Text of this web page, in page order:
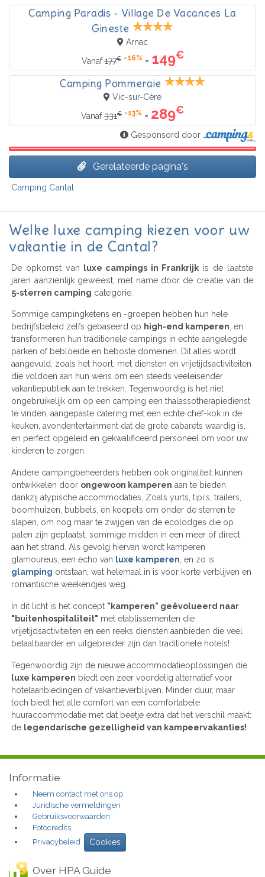
Camping Paradis - Village De Vacances La
Gineste
Arnac
Vanaf177€ -16% = 149€
Camping Pommeraie
Vic-sur-Cère
Vanaf331€ -13% = 289€
Gesponsord door
Gerelateerde pagina's
Camping Cantal
Welke luxe camping kiezen voor uw
vakantie in de Cantal?
De opkomst van luxe campings in Frankrijk is de laatste
jaren aanzienlijk geweest, met name door de creatie van de
5-sterren camping categorie.
Sommige campingketens en -groepen hebben hun hele
bedrijfsbeleid zelfs gebaseerd op high-end kamperen , en
transformeren hun traditionele campings in echte aangelegde
parken of bebloeide en beboste domeinen. Dit alles wordt
aangevuld, zoals het hoort, met diensten en vrijetijdsactiviteiten
die voldoen aan hun wens om een steeds veeleisender
vakantiepubliek aan te trekken. Tegenwoordig is het niet
ongebruikelijk om op een camping een thalassotherapiedienst
te vinden, aangepaste catering met een echte chef-kok in de
keuken, avondentertainment dat de grote cabarets waardig is,
en perfect opgeleid en gekwalificeerd personeel om voor uw
kinderen te zorgen.
Andere campingbeheerders hebben ook originaliteit kunnen
ontwikkelen door ongewoon kamperen aan te bieden
dankzij atypische accommodaties. Zoals yurts, tipi's, trailers,
boomhuizen, bubbels, en koepels om onder de sterren te
slapen, om nog maar te zwijgen van de ecolodges die op
palen zijn geplaatst, sommige midden in een meer of direct
aan het strand. Als gevolg hiervan wordt kamperen
glamoureus, een echo van luxe kamperen , en zo is
glamping ontstaan, wat helemaal in is voor korte verblijven en
romantische weekendjes weg...
In dit licht is het concept "kamperen" geëvolueerd naar
"buitenhospitaliteit" met etablissementen die
vrijetijdsactiviteiten en een reeks diensten aanbieden die veel
betaalbaarder en uitgebreider zijn dan traditionele hotels!
Tegenwoordig zijn de nieuwe accommodatieoplossingen die
luxe kamperen biedt een zeer voordelig alternatief voor
hotelaanbiedingen of vakantieverblijven. Minder duur, maar
toch biedt het alle comfort van een comfortabele
huuraccommodatie met dat beetje extra dat het verschil maakt:
de legendarische gezelligheid van kampeervakanties!
Informatie
Neem contact met ons op
Juridische vermeldingen
Gebruiksvoorwaarden
Fotocredits
Privacybeleid
Cookies
Over HPA Guide